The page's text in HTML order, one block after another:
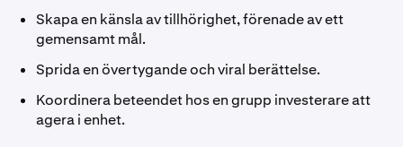
Skapa en känsla av tillhörighet, förenade av ett
gemensamt mål.
Sprida en övertygande och viral berättelse.
Koordinera beteendet hos en grupp investerare att
agera i enhet.